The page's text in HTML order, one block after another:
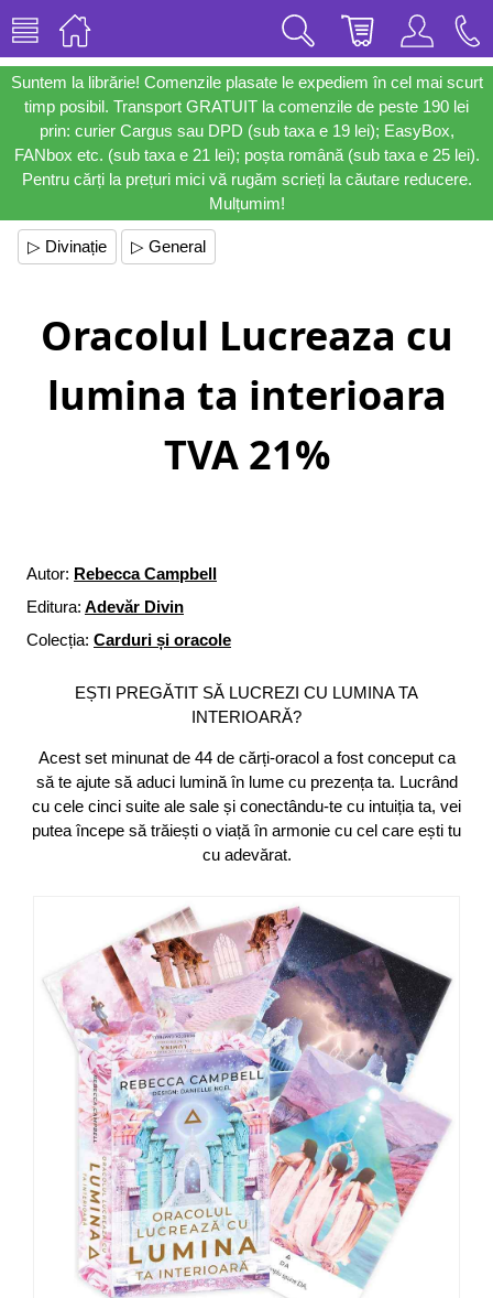
Suntem la librărie! Comenzile plasate le expediem în cel mai scurt
timp posibil. Transport GRATUIT la comenzile de peste 190 lei
prin: curier Cargus sau DPD (sub taxa e 19 lei); EasyBox,
FANbox etc. (sub taxa e 21 lei); poșta română (sub taxa e 25 lei).
Pentru cărți la prețuri mici vă rugăm scrieți la căutare reducere.
Mulțumim!
▷ Divinație ▷ General
Oracolul Lucreaza cu
lumina ta interioara
TVA 21%
Autor: Rebecca Campbell
Editura: Adevăr Divin
Colecția: Carduri și oracole
EȘTI PREGĂTIT SĂ LUCREZI CU LUMINA TA
INTERIOARĂ?
Acest set minunat de 44 de cărți-oracol a fost conceput ca
să te ajute să aduci lumină în lume cu prezența ta. Lucrând
cu cele cinci suite ale sale și conectându-te cu intuiția ta, vei
putea începe să trăiești o viață în armonie cu cel care ești tu
cu adevărat.